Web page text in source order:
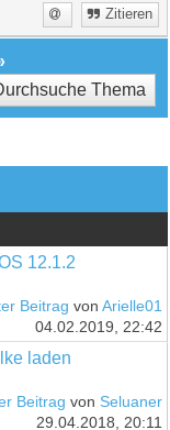
Zitieren
12.1.2
Beitrag von Arielle01
04.02.2019, 22:42
laden
Beitrag von Seluaner
29.04.2018, 20:11